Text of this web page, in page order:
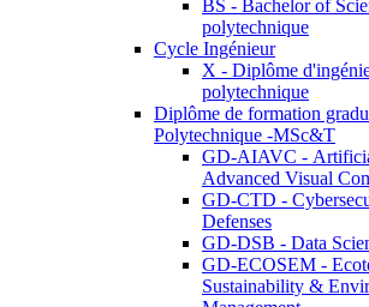
BS - Bachelor of
polytechnique
Cycle Ingénieur
X - Diplôme
polytechnique
Diplôme de formation
Polytechnique -MSc&T
GD-AIAVC -
Advanced Visual
GD-CTD -
Defenses
GD-DSB - Data
GD-ECOSEM -
Sustainability &